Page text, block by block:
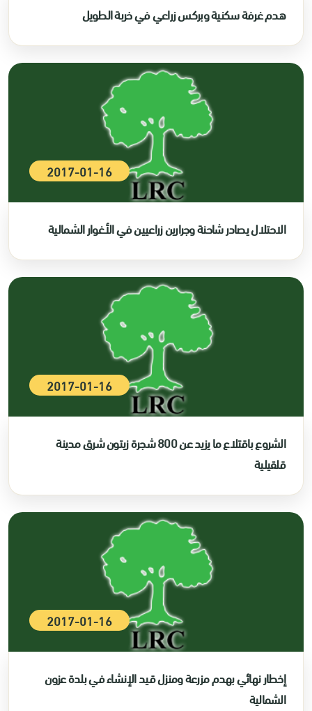
هدم غرفة سكنية وبركس زراعي في خربة الطويل
2017-01-16
الاحتلال يصادر شاحنة وجرارين زراعيين في الأغوار الشمالية
2017-01-16
الشروع باقتلاع ما يزيد عن 800 شجرة زيتون شرق مدينة
قلقيلية
2017-01-16
إخطار نهائي بهدم مزرعة ومنزل قيد الإنشاء في بلدة عزون
الشمالية